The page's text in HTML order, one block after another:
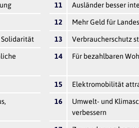
11 Ausländer besser
12 Mehr Geld für
Solidarität 13 Verbraucherschutz
14 Für bezahlbaren
15 Elektromobilität
16
Umwelt- und
verbessern